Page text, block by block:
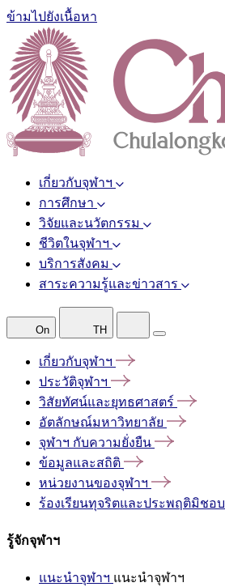
ข้ามไปยังเนื้อหา
เกี่ยวกับจุฬาฯ
การศึกษา
วิจัยและนวัตกรรม
ชีวิตในจุฬาฯ
บริการสังคม
สาระความรู้และข่าวสาร
On TH
เกี่ยวกับจุฬาฯ
ประวัติจุฬาฯ
วิสัยทัศน์และยุทธศาสตร์
อัตลักษณ์มหาวิทยาลัย
จุฬาฯ กับความยั่งยืน
ข้อมูลและสถิติ
หน่วยงานของจุฬาฯ
ร้องเรียนทุจริตและประพฤติมิชอบ
รู้จักจุฬาฯ
แนะนำจุฬาฯ แนะนำจุฬาฯ